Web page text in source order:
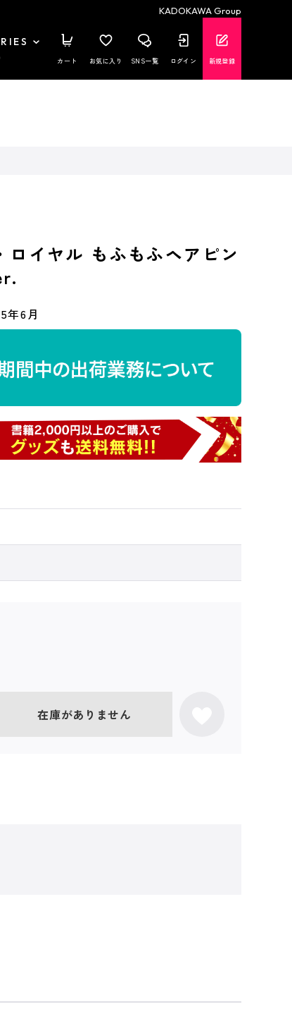
KADOKAWA Group
カート お気に入り SNS一覧 ログイン 新規登録
ロイヤル もふもふヘアピン
年6月
在庫がありません